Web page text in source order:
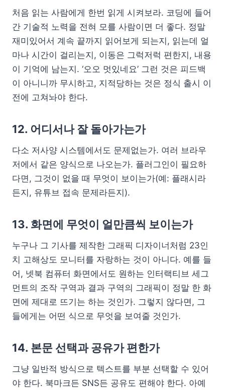
처음 읽는 사람에게 한번 읽게 시켜보라. 코딩에 들어
간 기술적 노력을 전혀 모를 사람이면 더 좋다. 정말
재미있어서 계속 끝까지 읽어보게 되는지, 읽는데 얼
마나 시간이 걸리는지, 이동은 그럭저럭 편한지, 내용
이 기억에 남는지. ‘오오 멋있네요’ 그런 것은 피드백
이 아니니까 무시하고, 지적당하는 것은 정식 출시 이
전에 고쳐놔야 한다.
12. 어디서나 잘 돌아가는가
다소 저사양 시스템에서도 문제없는가. 여러 브라우
저에서 같은 양식으로 나오는가. 플러그인이 필요하
다면, 그것이 없을 때 무엇이 보이는가(예: 플래시라
든지, 유튜브 접속 문제라든지).
13. 화면에 무엇이 얼만큼씩 보이는가
누구나 그 기사를 제작한 그래픽 디자이너처럼 23인
치 고해상도 모니터를 자랑하는 것이 아니다. 예를 들
어, 넷북 컴퓨터 화면에서도 원하는 인터랙티브 세그
먼트의 조작 구역과 결과 구역의 그래픽이 정말 한 화
면에 제대로 뜨기는 하는 것인가. 그렇지 않다면, 그
들에게는 어떤 식으로 무엇을 보여줄 것인가.
14. 본문 선택과 공유가 편한가
그냥 일반적 방식으로 텍스트를 부분 선택할 수 있어
야 한다. 북마크든 SNS든 공유도 편해야 한다. 아예